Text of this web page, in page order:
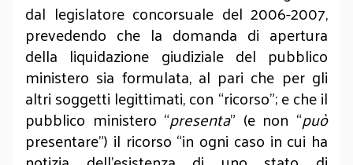
dal legislatore concorsuale del 2006-2007,
prevedendo che la domanda di apertura
della liquidazione giudiziale del pubblico
ministero sia formulata, al pari che per gli
altri soggetti legittimati, con “ricorso”; e che il
pubblico ministero “presenta” (e non “può
presentare”) il ricorso “in ogni caso in cui ha